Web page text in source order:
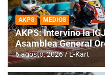
AKPS MEDIOS
AKPS: Intervino la
Asamblea General
6 agosto, 2026 E-Kart